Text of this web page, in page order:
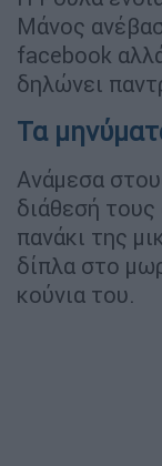
Μάνος
facebook
δηλώνει
Τα
Ανάμεσα
διάθεσή τους
πανάκι της
δίπλα στο
κούνια του.